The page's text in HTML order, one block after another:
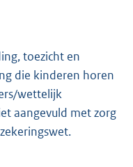
toezicht en
die kinderen horen
wettelijk
aangevuld met zorg